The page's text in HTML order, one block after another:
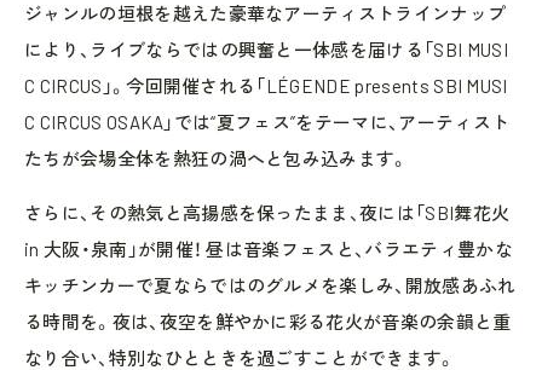
ジャンルの垣根を越えた豪華なアーティストラインナップ
により、ライブならではの興奮と一体感を届ける「SBI MUSI
C CIRCUS」。今回開催される「LÉGENDE presents SBI MUSI
C CIRCUS OSAKA」では“夏フェス”をテーマに、アーティスト
たちが会場全体を熱狂の渦へと包み込みます。
さらに、その熱気と高揚感を保ったまま、夜には「SBI舞花火
in 大阪・泉南」が開催！ 昼は音楽フェスと、バラエティ豊かな
キッチンカーで夏ならではのグルメを楽しみ、開放感あふれ
る時間を。夜は、夜空を鮮やかに彩る花火が音楽の余韻と重
なり合い、特別なひとときを過ごすことができます。